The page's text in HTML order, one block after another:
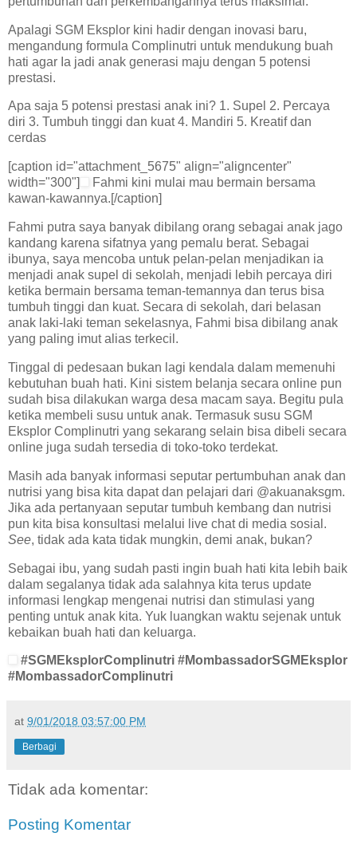
Apalagi SGM Eksplor kini hadir dengan inovasi baru,
mengandung formula Complinutri untuk mendukung buah
hati agar Ia jadi anak generasi maju dengan 5 potensi
prestasi.
Apa saja 5 potensi prestasi anak ini? 1. Supel 2. Percaya
diri 3. Tumbuh tinggi dan kuat 4. Mandiri 5. Kreatif dan
cerdas
[caption id="attachment_5675" align="aligncenter"
width="300"]
Fahmi kini mulai mau bermain bersama
kawan-kawannya.[/caption]
Fahmi putra saya banyak dibilang orang sebagai anak jago
kandang karena sifatnya yang pemalu berat. Sebagai
ibunya, saya mencoba untuk pelan-pelan menjadikan ia
menjadi anak supel di sekolah, menjadi lebih percaya diri
ketika bermain bersama teman-temannya dan terus bisa
tumbuh tinggi dan kuat. Secara di sekolah, dari belasan
anak laki-laki teman sekelasnya, Fahmi bisa dibilang anak
yang paling imut alias terkecil.
Tinggal di pedesaan bukan lagi kendala dalam memenuhi
kebutuhan buah hati. Kini sistem belanja secara online pun
sudah bisa dilakukan warga desa macam saya. Begitu pula
ketika membeli susu untuk anak. Termasuk susu SGM
Eksplor Complinutri yang sekarang selain bisa dibeli secara
online juga sudah tersedia di toko-toko terdekat.
Masih ada banyak informasi seputar pertumbuhan anak dan
nutrisi yang bisa kita dapat dan pelajari dari @akuanaksgm.
Jika ada pertanyaan seputar tumbuh kembang dan nutrisi
pun kita bisa konsultasi melalui live chat di media sosial.
See, tidak ada kata tidak mungkin, demi anak, bukan?
Sebagai ibu, yang sudah pasti ingin buah hati kita lebih baik
dalam segalanya tidak ada salahnya kita terus update
informasi lengkap mengenai nutrisi dan stimulasi yang
penting untuk anak kita. Yuk luangkan waktu sejenak untuk
kebaikan buah hati dan keluarga.
#SGMEksplorComplinutri #MombassadorSGMEksplor
#MombassadorComplinutri
at 9/01/2018 03:57:00 PM
Berbagi
Tidak ada komentar:
Posting Komentar